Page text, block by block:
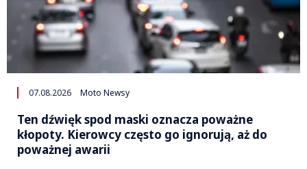
07.08.2026 Moto Newsy
Ten dźwięk spod maski oznacza poważne
kłopoty. Kierowcy często go ignorują, aż do
poważnej awarii